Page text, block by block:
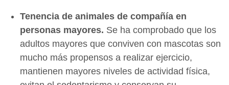
Tenencia de animales de compañía en
personas mayores. Se ha comprobado que los
adultos mayores que conviven con mascotas son
mucho más propensos a realizar ejercicio,
mantienen mayores niveles de actividad física,